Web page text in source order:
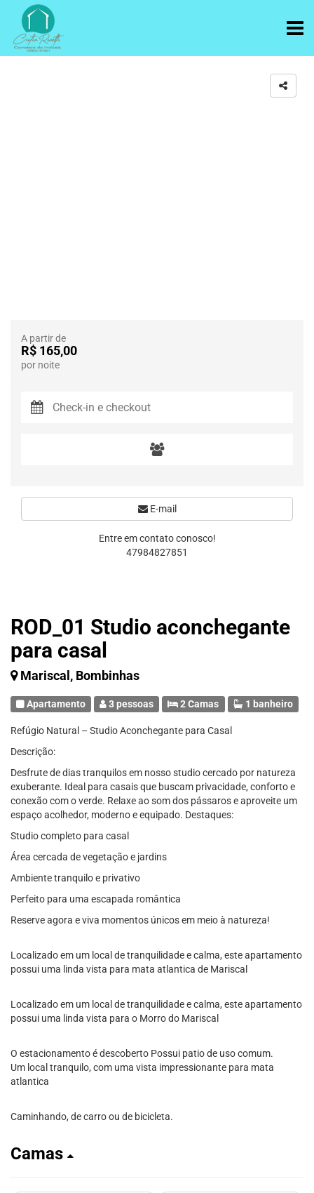
ROD_01 Studio aconchegante
para casal
Mariscal, Bombinhas
Apartamento 3 pessoas 2 Camas 1 banheiro
Refúgio Natural – Studio Aconchegante para Casal
Descrição:
Desfrute de dias tranquilos em nosso studio cercado por natureza
exuberante. Ideal para casais que buscam privacidade, conforto e
conexão com o verde. Relaxe ao som dos pássaros e aproveite um
espaço acolhedor, moderno e equipado. Destaques:
Studio completo para casal
Área cercada de vegetação e jardins
Ambiente tranquilo e privativo
Perfeito para uma escapada romântica
Reserve agora e viva momentos únicos em meio à natureza!
Localizado em um local de tranquilidade e calma, este apartamento
possui uma linda vista para mata atlantica de Mariscal
Localizado em um local de tranquilidade e calma, este apartamento
possui uma linda vista para o Morro do Mariscal
O estacionamento é descoberto Possui patio de uso comum.
Um local tranquilo, com uma vista impressionante para mata
atlantica
Caminhando, de carro ou de bicicleta.
Camas
A partir de
R$ 165,00
por noite
E-mail
Entre em contato conosco!
47984827851